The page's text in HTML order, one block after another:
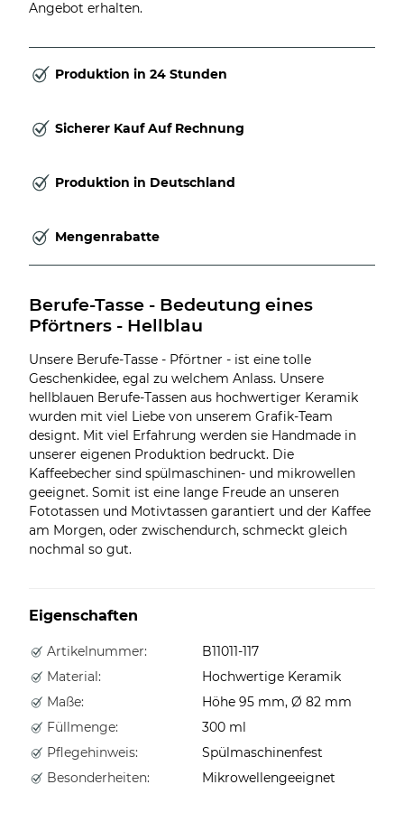
Angebot erhalten.
Produktion in 24 Stunden
Sicherer Kauf Auf Rechnung
Produktion in Deutschland
Mengenrabatte
Berufe-Tasse - Bedeutung eines
Pförtners - Hellblau
Unsere Berufe-Tasse - Pförtner - ist eine tolle
Geschenkidee, egal zu welchem Anlass. Unsere
hellblauen Berufe-Tassen aus hochwertiger Keramik
wurden mit viel Liebe von unserem Grafik-Team
designt. Mit viel Erfahrung werden sie Handmade in
unserer eigenen Produktion bedruckt. Die
Kaffeebecher sind spülmaschinen- und mikrowellen
geeignet. Somit ist eine lange Freude an unseren
Fototassen und Motivtassen garantiert und der Kaffee
am Morgen, oder zwischendurch, schmeckt gleich
nochmal so gut.
Eigenschaften
Artikelnummer:
B11011-117
Material:
Hochwertige Keramik
Maße:
Höhe 95 mm, Ø 82 mm
Füllmenge:
300 ml
Pflegehinweis:
Spülmaschinenfest
Besonderheiten:
Mikrowellengeeignet